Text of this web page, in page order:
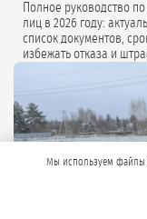
Полное руководство
лиц в 2026 году: актуальные требования
список документов,
избежать отказа и
Мы используем файлы